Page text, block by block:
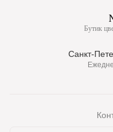
Бутик
Санкт-